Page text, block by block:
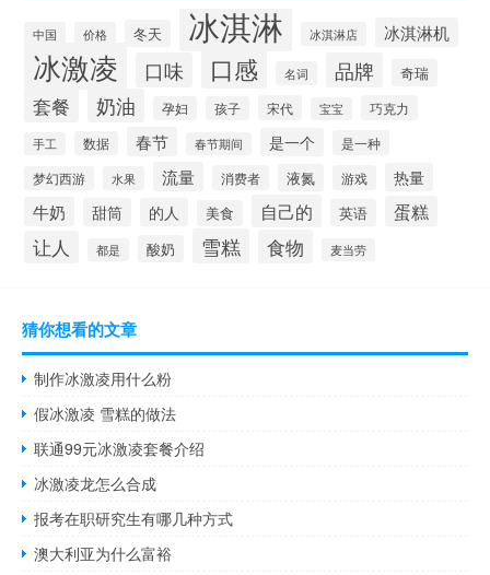
中国 价格 冬天 冰淇淋 冰淇淋店 冰淇淋机
冰激凌 口味 口感 名词 品牌 奇瑞
套餐 奶油 孕妇 孩子 宋代 宝宝 巧克力
手工 数据 春节 春节期间 是一个 是一种
梦幻西游 水果 流量 消费者 液氮 游戏 热量
牛奶 甜筒 的人 美食 自己的 英语 蛋糕
让人 都是 酸奶 雪糕 食物 麦当劳
猜你想看的文章
制作冰激凌用什么粉
假冰激凌 雪糕的做法
联通99元冰激凌套餐介绍
冰激凌龙怎么合成
报考在职研究生有哪几种方式
澳大利亚为什么富裕